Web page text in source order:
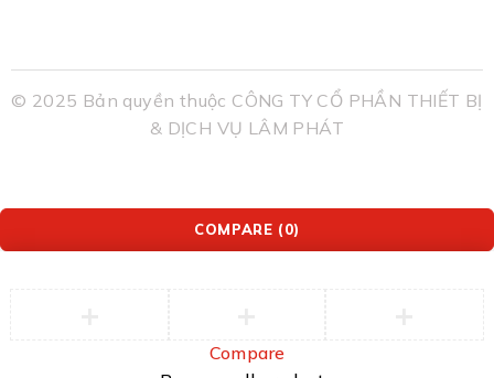
© 2025 Bản quyền thuộc CÔNG TY CỔ PHẦN THIẾT BỊ
& DỊCH VỤ LÂM PHÁT
COMPARE (0)
Compare